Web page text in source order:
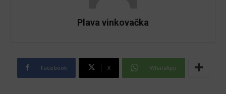
Plava vinkovačka
Facebook X WhatsApp